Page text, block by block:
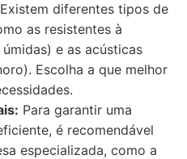
Existem diferentes tipos de
as resistentes à
e as acústicas
Escolha a que melhor
Para garantir uma
é recomendável
especializada, como a